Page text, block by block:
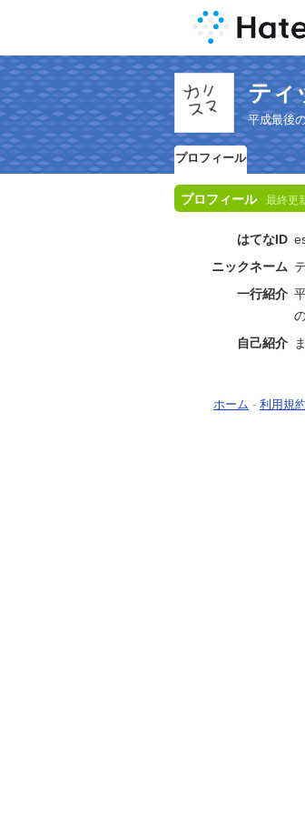
ティ
平成最後
プロフィール
プロフィール 最終更
はてなID
ニックネーム
一行紹介
自己紹介
ホーム - 利用規約